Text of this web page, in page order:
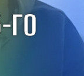
ГО